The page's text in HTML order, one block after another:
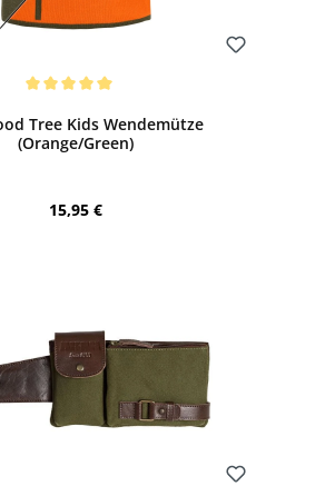
Tree Kids Wendemütze
(Orange/Green)
Regulärer Preis:
15,95 €